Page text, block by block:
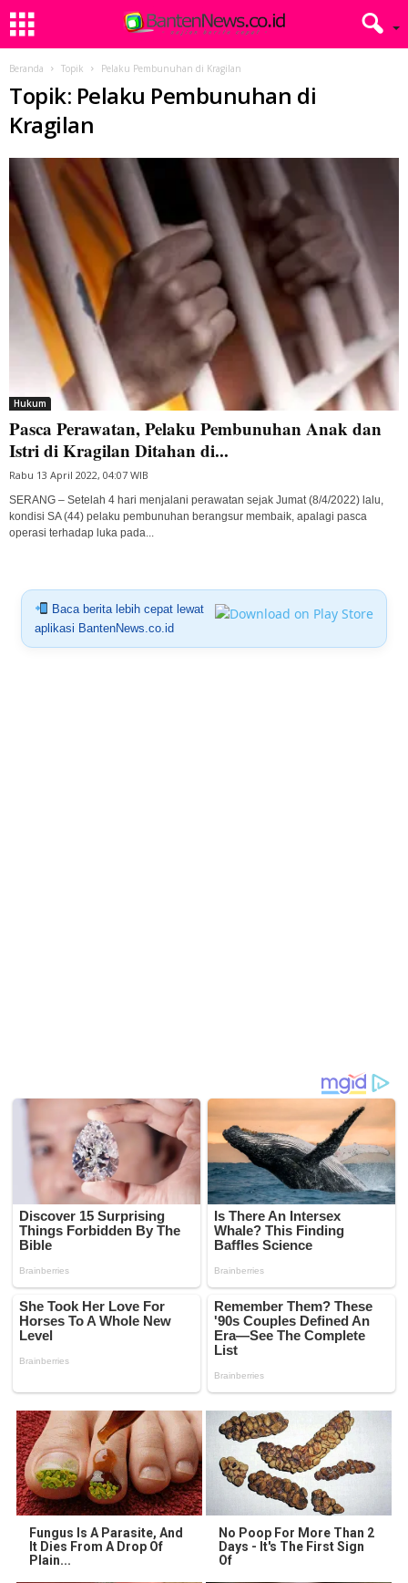
Beranda Topik Pelaku Pembunuhan di Kragilan
Topik: Pelaku Pembunuhan di
Kragilan
Hukum
Pasca Perawatan, Pelaku Pembunuhan Anak dan
Istri di Kragilan Ditahan di...
Rabu 13 April 2022, 04:07 WIB
SERANG – Setelah 4 hari menjalani perawatan sejak Jumat (8/4/2022) lalu,
kondisi SA (44) pelaku pembunuhan berangsur membaik, apalagi pasca
operasi terhadap luka pada...
Baca berita lebih cepat lewat
aplikasi BantenNews.co.id
Fungus Is A Parasite, And
It Dies From A Drop Of
Plain...
No Poop For More Than 2
Days - It's The First Sign
Of